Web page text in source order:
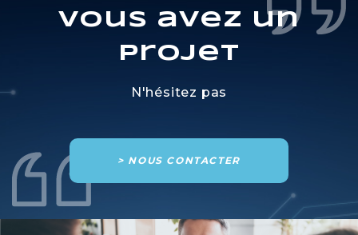
Vous avez un
projet
N'hésitez pas
> NOUS CONTACTER